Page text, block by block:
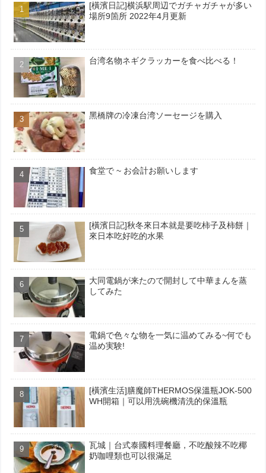
[橫濱日記]横浜駅周辺でガチャガチャが多い
場所9箇所 2022年4月更新
台湾名物ネギクラッカーを食べ比べる！
黑橋牌の冷凍台湾ソーセージを購入
食堂で ~ お会計お願いします
[橫濱日記]秋冬來日本就是要吃柿子及柿餅｜
來日本吃好吃的水果
大同電鍋が来たので開封して中華まんを蒸
してみた
電鍋で色々な物を一気に温めてみる~何でも
温め実験!
[橫濱生活]膳魔師THERMOS保溫瓶JOK-500
WH開箱｜可以用洗碗機清洗的保溫瓶
瓦城｜台式泰國料理餐廳，不吃酸辣不吃椰
奶咖哩類也可以很滿足